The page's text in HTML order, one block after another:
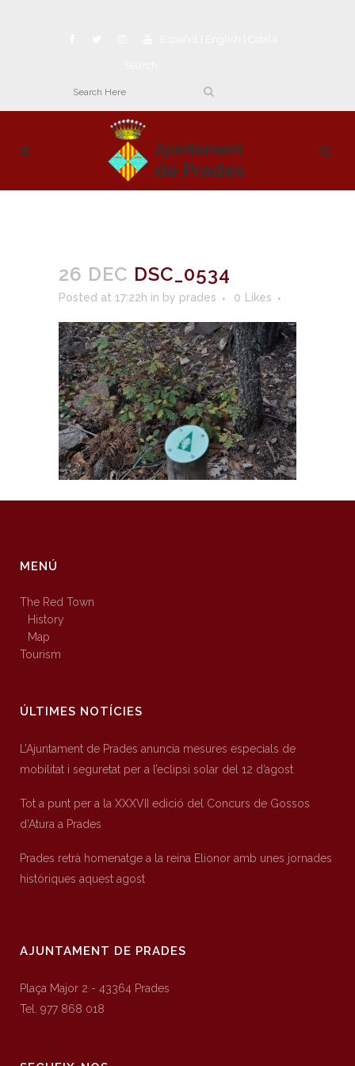
26 DEC DSC_0534
Posted at 17:22h in by prades 0 Likes
MENÚ
The Red Town
History
Map
Tourism
ÚLTIMES NOTÍCIES
L’Ajuntament de Prades anuncia mesures especials de
mobilitat i seguretat per a l’eclipsi solar del 12 d’agost
Tot a punt per a la XXXVII edició del Concurs de Gossos
d’Atura a Prades
Prades retrà homenatge a la reina Elionor amb unes jornades
històriques aquest agost
AJUNTAMENT DE PRADES
Plaça Major 2 - 43364 Prades
Tel. 977 868 018